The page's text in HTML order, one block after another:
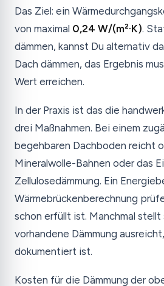
Das Ziel: ein
von maximal 0,24 W/(m²·K).
dämmen, kannst Du alternativ
Dach dämmen, das Ergebnis
Wert erreichen.
In der Praxis ist das die
drei Maßnahmen. Bei einem
begehbaren Dachboden reicht
Mineralwolle-Bahnen oder das
Zellulosedämmung. Ein
Wärmebrückenberechnung
schon erfüllt ist. Manchmal stellt
vorhandene Dämmung
dokumentiert ist.
Kosten für die Dämmung der